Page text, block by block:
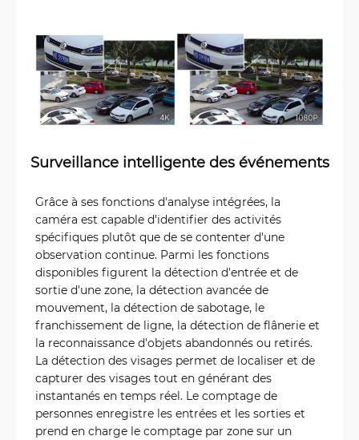
Surveillance intelligente des événements
Grâce à ses fonctions d'analyse intégrées, la
caméra est capable d'identifier des activités
spécifiques plutôt que de se contenter d'une
observation continue. Parmi les fonctions
disponibles figurent la détection d'entrée et de
sortie d'une zone, la détection avancée de
mouvement, la détection de sabotage, le
franchissement de ligne, la détection de flânerie et
la reconnaissance d'objets abandonnés ou retirés.
La détection des visages permet de localiser et de
capturer des visages tout en générant des
instantanés en temps réel. Le comptage de
personnes enregistre les entrées et les sorties et
prend en charge le comptage par zone sur un